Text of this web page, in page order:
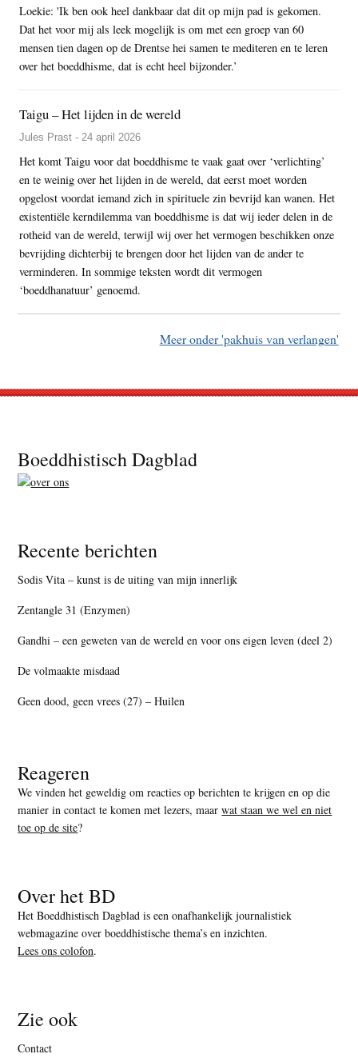
Loekie: 'Ik ben ook heel dankbaar dat dit op mijn pad is gekomen.
Dat het voor mij als leek mogelijk is om met een groep van 60
mensen tien dagen op de Drentse hei samen te mediteren en te leren
over het boeddhisme, dat is echt heel bijzonder.’
Taigu – Het lijden in de wereld
Jules Prast - 24 april 2026
Het komt Taigu voor dat boeddhisme te vaak gaat over ‘verlichting’
en te weinig over het lijden in de wereld, dat eerst moet worden
opgelost voordat iemand zich in spirituele zin bevrijd kan wanen. Het
existentiële kerndilemma van boeddhisme is dat wij ieder delen in de
rotheid van de wereld, terwijl wij over het vermogen beschikken onze
bevrijding dichterbij te brengen door het lijden van de ander te
verminderen. In sommige teksten wordt dit vermogen
‘boeddhanatuur’ genoemd.
Meer onder 'pakhuis van verlangen'
Footer
Boeddhistisch Dagblad
Recente berichten
Sodis Vita – kunst is de uiting van mijn innerlijk
Zentangle 31 (Enzymen)
Gandhi – een geweten van de wereld en voor ons eigen leven (deel 2)
De volmaakte misdaad
Geen dood, geen vrees (27) – Huilen
Reageren
We vinden het geweldig om reacties op berichten te krijgen en op die
manier in contact te komen met lezers, maarwat staan we wel en niet
toe op de site?
Over het BD
Het Boeddhistisch Dagblad is een onafhankelijk journalistiek
webmagazine over boeddhistische thema’s en inzichten.
Lees ons colofon.
Zie ook
Contact